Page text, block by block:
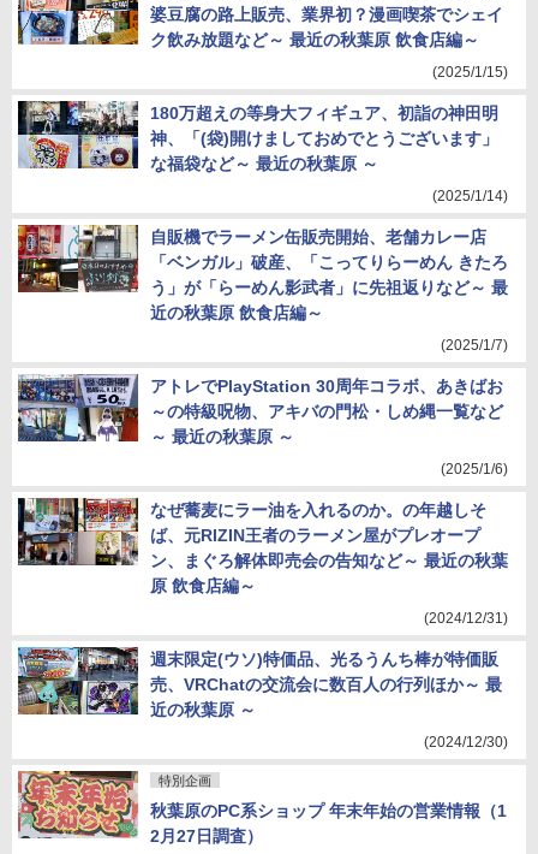
婆豆腐の路上販売、業界初？漫画喫茶でシェイ
ク飲み放題など～ 最近の秋葉原 飲食店編～
(2025/1/15)
180万超えの等身大フィギュア、初詣の神田明
神、「(袋)開けましておめでとうございます」
な福袋など～ 最近の秋葉原 ～
(2025/1/14)
自販機でラーメン缶販売開始、老舗カレー店
「ベンガル」破産、「こってりらーめん きたろ
う」が「らーめん影武者」に先祖返りなど～ 最
近の秋葉原 飲食店編～
(2025/1/7)
アトレでPlayStation 30周年コラボ、あきばお
～の特級呪物、アキバの門松・しめ縄一覧など
～ 最近の秋葉原 ～
(2025/1/6)
なぜ蕎麦にラー油を入れるのか。の年越しそ
ば、元RIZIN王者のラーメン屋がプレオープ
ン、まぐろ解体即売会の告知など～ 最近の秋葉
原 飲食店編～
(2024/12/31)
週末限定(ウソ)特価品、光るうんち棒が特価販
売、VRChatの交流会に数百人の行列ほか～ 最
近の秋葉原 ～
(2024/12/30)
特別企画
秋葉原のPC系ショップ 年末年始の営業情報（1
2月27日調査）